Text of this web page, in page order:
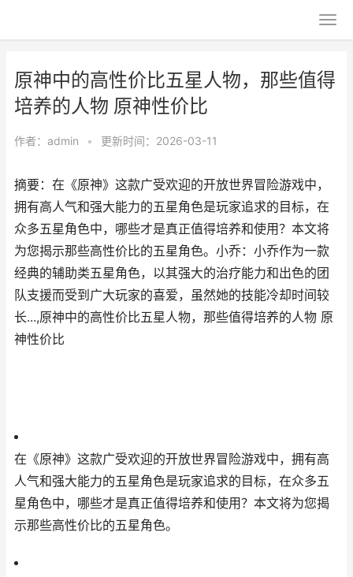
原神中的高性价比五星人物，那些值得
培养的人物 原神性价比
作者： admin • 更新时间：2026-03-11
摘要：在《原神》这款广受欢迎的开放世界冒险游戏中，
拥有高人气和强大能力的五星角色是玩家追求的目标，在
众多五星角色中，哪些才是真正值得培养和使用？本文将
为您揭示那些高性价比的五星角色。小乔：小乔作为一款
经典的辅助类五星角色，以其强大的治疗能力和出色的团
队支援而受到广大玩家的喜爱，虽然她的技能冷却时间较
长...,原神中的高性价比五星人物，那些值得培养的人物 原
神性价比
在《原神》这款广受欢迎的开放世界冒险游戏中，拥有高
人气和强大能力的五星角色是玩家追求的目标，在众多五
星角色中，哪些才是真正值得培养和使用？本文将为您揭
示那些高性价比的五星角色。